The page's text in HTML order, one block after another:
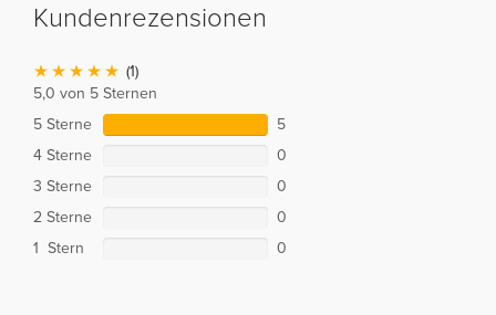
Kundenrezensionen
(1)
5,0 von 5 Sternen
5 Sterne
5
4 Sterne
0
3 Sterne
0
2 Sterne
0
1 Stern
0